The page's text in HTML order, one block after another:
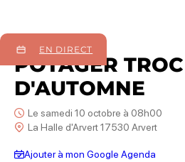
EN DIRECT
10 octobre 2026
POTAGER TROC
D'AUTOMNE
Le samedi 10 octobre à 08h00
La Halle d'Arvert 17530 Arvert
Ajouter à mon Google Agenda